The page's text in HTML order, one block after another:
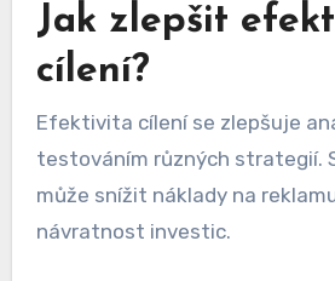
Jak zlepšit
cílení?
Efektivita cílení se zlepšuje
testováním různých strategií.
může snížit náklady na
návratnost investic.